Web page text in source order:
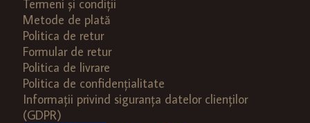
Termeni și condiții
Metode de plată
Politica de retur
Formular de retur
Politica de livrare
Politica de confidențialitate
Informații privind siguranța datelor clienților
(GDPR)